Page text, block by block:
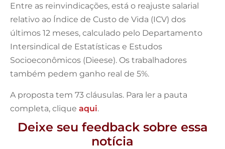
Entre as reinvindicações, está o reajuste salarial
relativo ao Índice de Custo de Vida (ICV) dos
últimos 12 meses, calculado pelo Departamento
Intersindical de Estatísticas e Estudos
Socioeconômicos (Dieese). Os trabalhadores
também pedem ganho real de 5%.
A proposta tem 73 cláusulas. Para ler a pauta
completa, clique aqui.
Deixe seu feedback sobre essa
notícia